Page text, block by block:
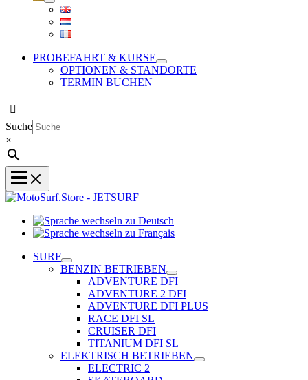
PROBEFAHRT & KURSE
OPTIONEN & STANDORTE
TERMIN BUCHEN
Suche
×
wechseln
Sprache
Français
SURF
BENZIN BETRIEBEN
ADVENTURE DFI
ADVENTURE 2 DFI
ADVENTURE DFI PLUS
RACE DFI SL
CRUISER DFI
TITANIUM DFI SL
ELEKTRISCH BETRIEBEN
ELECTRIC 2